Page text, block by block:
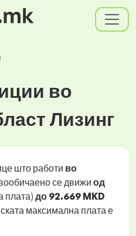
во
Лизинг
што работи во
се движи од
плата) до 92.669 MKD
максимална плата е